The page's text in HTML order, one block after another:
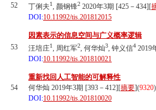
52
丁俐夫1, 颜钢锋2 2020年3期 [425－434][
DOI:10.11992/tis.201812015
53
因素表示的信息空间与广义概率逻辑
汪培庄1, 周红军2, 何华灿3, 钟义信4 2019
DOI:10.11992/tis.201810021
54
重新找回人工智能的可解释性
何华灿 2019年3期 [393－412][摘要](9320)
DOI:10.11992/tis.201810020